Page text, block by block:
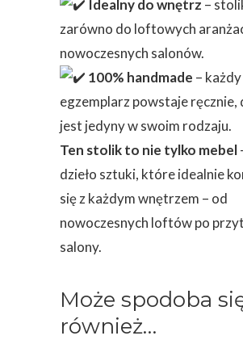
Idealny do wnętrz –
zarówno do loftowych
nowoczesnych salonów.
100% handmade – każdy
egzemplarz powstaje ręcznie,
jest jedyny w swoim rodzaju.
Ten stolik to nie tylko mebel
dzieło sztuki, które idealnie
się z każdym wnętrzem – od
nowoczesnych loftów po
salony.
Może spodoba
również…